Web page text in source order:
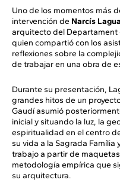
Uno de los momentos más
intervención de Narcís
arquitecto del Departament
quien compartió con los
reflexiones sobre la
de trabajar en una obra de
Durante su presentación,
grandes hitos de un
Gaudí asumió
inicial y situando la luz, la
espiritualidad en el centro
su vida a la Sagrada
trabajo a partir de
metodología empírica que
su arquitectura.